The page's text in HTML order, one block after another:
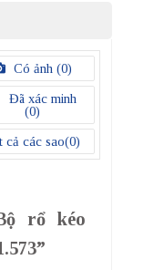
Có ảnh (0)
Đã xác minh
(0)
cả các sao(0)
rổ kéo